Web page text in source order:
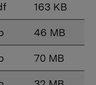
163 KB
46 MB
70 MB